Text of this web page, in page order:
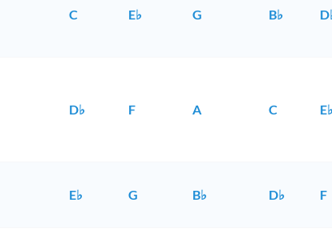
C E♭ G B♭
D♭ F A C E♭
E♭ G B♭ D♭ F